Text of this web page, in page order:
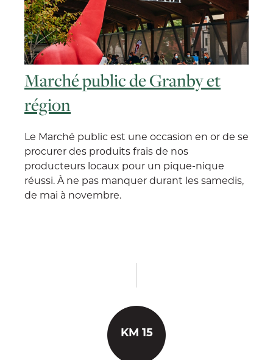
Marché public de Granby et
région
Le Marché public est une occasion en or de se
procurer des produits frais de nos
producteurs locaux pour un pique-nique
réussi. À ne pas manquer durant les samedis,
de mai à novembre.
KM 15